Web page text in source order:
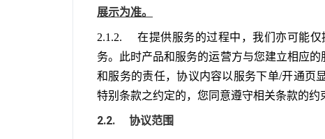
展示为准。
2.1.2.     在提供服务的过程中，我们亦可能
务。此时产品和服务的运营方与您建立相应
和服务的责任，协议内容以服务下单/开通页
特别条款之约定的，您同意遵守相关条款的约
2.2.     协议范围